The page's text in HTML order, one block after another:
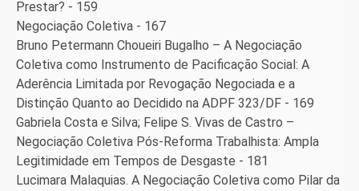
Prestar? - 159
Negociação Coletiva - 167
Bruno Petermann Choueiri Bugalho – A Negociação
Coletiva como Instrumento de Pacificação Social: A
Aderência Limitada por Revogação Negociada e a
Distinção Quanto ao Decidido na ADPF 323/DF - 169
Gabriela Costa e Silva; Felipe S. Vivas de Castro –
Negociação Coletiva Pós-Reforma Trabalhista: Ampla
Legitimidade em Tempos de Desgaste - 181
Lucimara Malaquias. A Negociação Coletiva como Pilar da